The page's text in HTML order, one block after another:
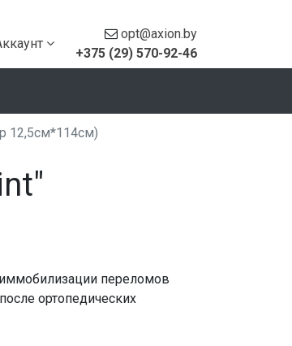
opt@axion.by
+375 (29) 570-92-46
12,5см*114см)
переломов
ортопедических